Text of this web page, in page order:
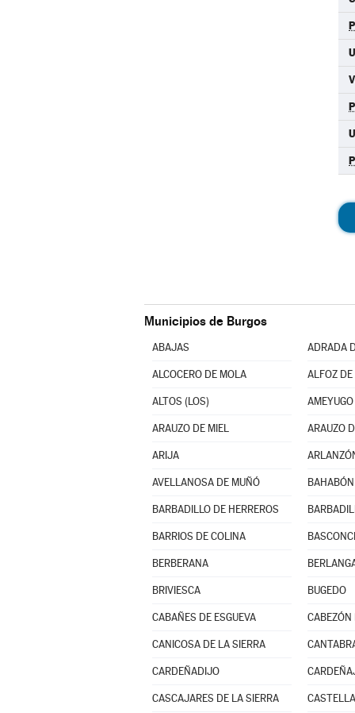
Municipios de Burgos
ABAJAS ADRADA
ALCOCERO DE MOLA ALFOZ DE
ALTOS (LOS) AMEYUGO
ARAUZO DE MIEL ARAUZO
ARIJA
AVELLANOSA DE MUÑÓ
BARBADILLO DE HERREROS
BARRIOS DE COLINA
BERBERANA
BRIVIESCA BUGEDO
CABAÑES DE ESGUEVA CABEZÓN
CANICOSA DE LA SIERRA
CARDEÑADIJO
CASCAJARES DE LA SIERRA